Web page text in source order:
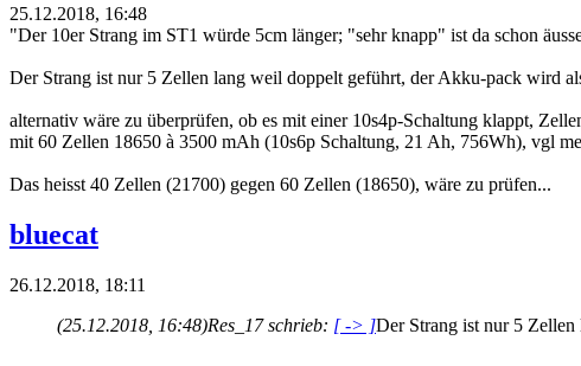
25.12.2018, 16:48
"Der 10er Strang im ST1 würde 5cm länger; "sehr knapp" ist da schon
Der Strang ist nur 5 Zellen lang weil doppelt geführt, der Akku-pack wird
alternativ wäre zu überprüfen, ob es mit einer 10s4p-Schaltung klappt,
mit 60 Zellen 18650 à 3500 mAh (10s6p Schaltung, 21 Ah, 756Wh), vgl
Das heisst 40 Zellen (21700) gegen 60 Zellen (18650), wäre zu prüfen...
bluecat
26.12.2018, 18:11
(25.12.2018, 16:48)Res_17 schrieb: [ -> ]Der Strang ist nur 5